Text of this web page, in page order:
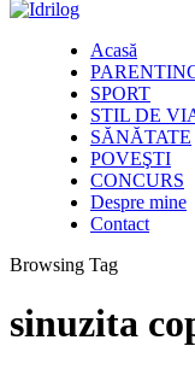
Acasă
SPORT
STIL DE
SĂNĂTATE
POVEŞTI
CONCURS
Despre mine
Contact
Browsing Tag
sinuzita